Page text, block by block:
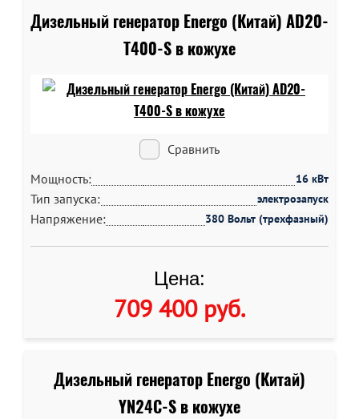
Дизельный генератор Energo (Китай) AD20-
T400-S в кожухе
Сравнить
Мощность:
16 кВт
Тип запуска: электрозапуск
Напряжение: 380 Вольт (трехфазный)
Цена:
709 400 руб.
Дизельный генератор Energo (Китай)
YN24C-S в кожухе